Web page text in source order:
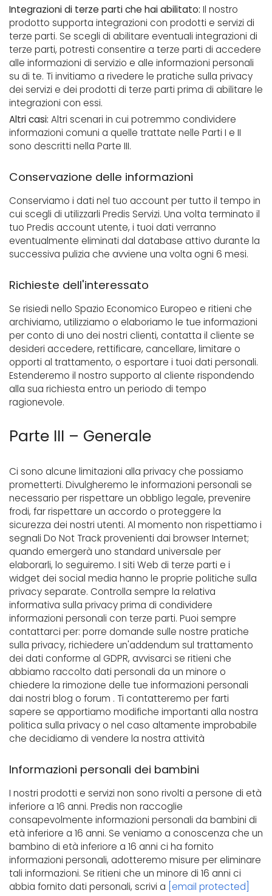
Integrazioni di terze parti che hai abilitato: Il nostro
prodotto supporta integrazioni con prodotti e servizi di
terze parti. Se scegli di abilitare eventuali integrazioni di
terze parti, potresti consentire a terze parti di accedere
alle informazioni di servizio e alle informazioni personali
su di te. Ti invitiamo a rivedere le pratiche sulla privacy
dei servizi e dei prodotti di terze parti prima di abilitare le
integrazioni con essi.
Altri casi: Altri scenari in cui potremmo condividere
informazioni comuni a quelle trattate nelle Parti I e II
sono descritti nella Parte III.
Conservazione delle informazioni
Conserviamo i dati nel tuo account per tutto il tempo in
cui scegli di utilizzarli Predis Servizi. Una volta terminato il
tuo Predis account utente, i tuoi dati verranno
eventualmente eliminati dal database attivo durante la
successiva pulizia che avviene una volta ogni 6 mesi.
Richieste dell'interessato
Se risiedi nello Spazio Economico Europeo e ritieni che
archiviamo, utilizziamo o elaboriamo le tue informazioni
per conto di uno dei nostri clienti, contatta il cliente se
desideri accedere, rettificare, cancellare, limitare o
opporti al trattamento, o esportare i tuoi dati personali.
Estenderemo il nostro supporto al cliente rispondendo
alla sua richiesta entro un periodo di tempo
ragionevole.
Parte III – Generale
Ci sono alcune limitazioni alla privacy che possiamo
prometterti. Divulgheremo le informazioni personali se
necessario per rispettare un obbligo legale, prevenire
frodi, far rispettare un accordo o proteggere la
sicurezza dei nostri utenti. Al momento non rispettiamo i
segnali Do Not Track provenienti dai browser Internet;
quando emergerà uno standard universale per
elaborarli, lo seguiremo. I siti Web di terze parti e i
widget dei social media hanno le proprie politiche sulla
privacy separate. Controlla sempre la relativa
informativa sulla privacy prima di condividere
informazioni personali con terze parti. Puoi sempre
contattarci per: porre domande sulle nostre pratiche
sulla privacy, richiedere un'addendum sul trattamento
dei dati conforme al GDPR, avvisarci se ritieni che
abbiamo raccolto dati personali da un minore o
chiedere la rimozione delle tue informazioni personali
dai nostri blog o forum . Ti contatteremo per farti
sapere se apportiamo modifiche importanti alla nostra
politica sulla privacy o nel caso altamente improbabile
che decidiamo di vendere la nostra attività
Informazioni personali dei bambini
I nostri prodotti e servizi non sono rivolti a persone di età
inferiore a 16 anni. Predis non raccoglie
consapevolmente informazioni personali da bambini di
età inferiore a 16 anni. Se veniamo a conoscenza che un
bambino di età inferiore a 16 anni ci ha fornito
informazioni personali, adotteremo misure per eliminare
tali informazioni. Se ritieni che un minore di 16 anni ci
abbia fornito dati personali, scrivi a [email protected]